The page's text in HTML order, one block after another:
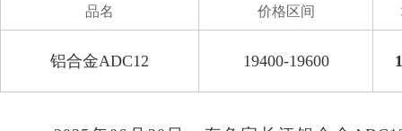
品名 价格区间
铝合金ADC12 19400-19600